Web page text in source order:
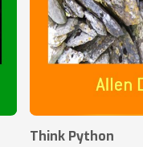
Think Python